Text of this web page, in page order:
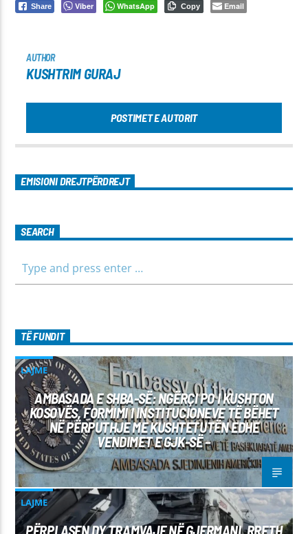
Share Viber WhatsApp Copy Email
AUTHOR
KUSHTRIM GURAJ
POSTIMET E AUTORIT
EMISIONI DREJTPËRDREJT
SEARCH
TË FUNDIT
LAJME
AMBASADA E SHBA-SË: NGËRÇI PO I KUSHTON
KOSOVËS, FORMIMI I INSTITUCIONEVE TË BËHET
NË PËRPUTHJE ME KUSHTETUTËN EDHE
VENDIMET E GJK-SË –
LAJME
PËRPLASEN DY TRAMVAJE NË GJERMANI, RRETH